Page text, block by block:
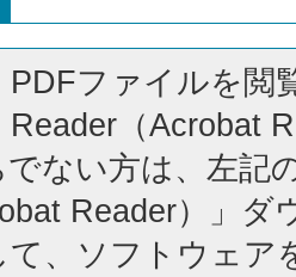
PDFファイルを閲
Reader（Acrobat
ない方は、左記
Reader）」ダ
て、ソフトウェア